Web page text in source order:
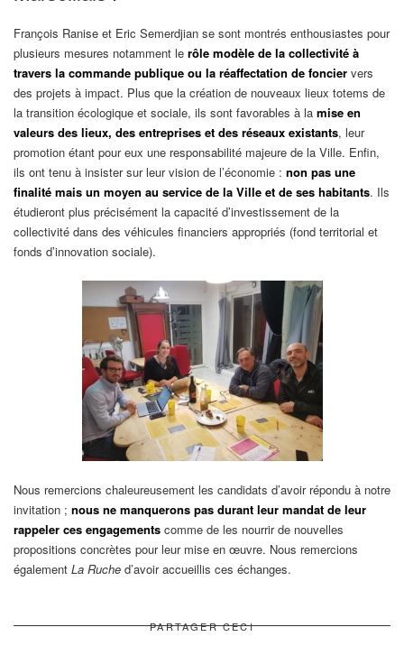
François Ranise et Eric Semerdjian se sont montrés enthousiastes pour
plusieurs mesures notamment le rôle modèle de la collectivité à
travers la commande publique ou la réaffectation de foncier vers
des projets à impact. Plus que la création de nouveaux lieux totems de
la transition écologique et sociale, ils sont favorables à la mise en
valeurs des lieux, des entreprises et des réseaux existants, leur
promotion étant pour eux une responsabilité majeure de la Ville. Enfin,
ils ont tenu à insister sur leur vision de l’économie : non pas une
finalité mais un moyen au service de la Ville et de ses habitants. Ils
étudieront plus précisément la capacité d’investissement de la
collectivité dans des véhicules financiers appropriés (fond territorial et
fonds d’innovation sociale).
Nous remercions chaleureusement les candidats d’avoir répondu à notre
invitation ; nous ne manquerons pas durant leur mandat de leur
rappeler ces engagements comme de les nourrir de nouvelles
propositions concrètes pour leur mise en œuvre. Nous remercions
également La Ruche d’avoir accueillis ces échanges.
PARTAGER CECI